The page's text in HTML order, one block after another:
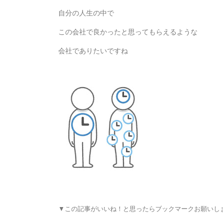
自分の人生の中で
この会社で良かったと思ってもらえるような
会社でありたいですね
▼この記事がいいね！と思ったらブックマークお願いし